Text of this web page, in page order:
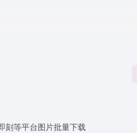
刻等平台图片批量下载